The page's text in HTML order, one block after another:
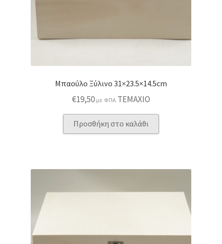
Μπαούλο Ξύλινο 31×23.5×14.5cm
€19,50 με ΦΠΑ ΤΕΜΑΧΙΟ
Προσθήκη στο καλάθι